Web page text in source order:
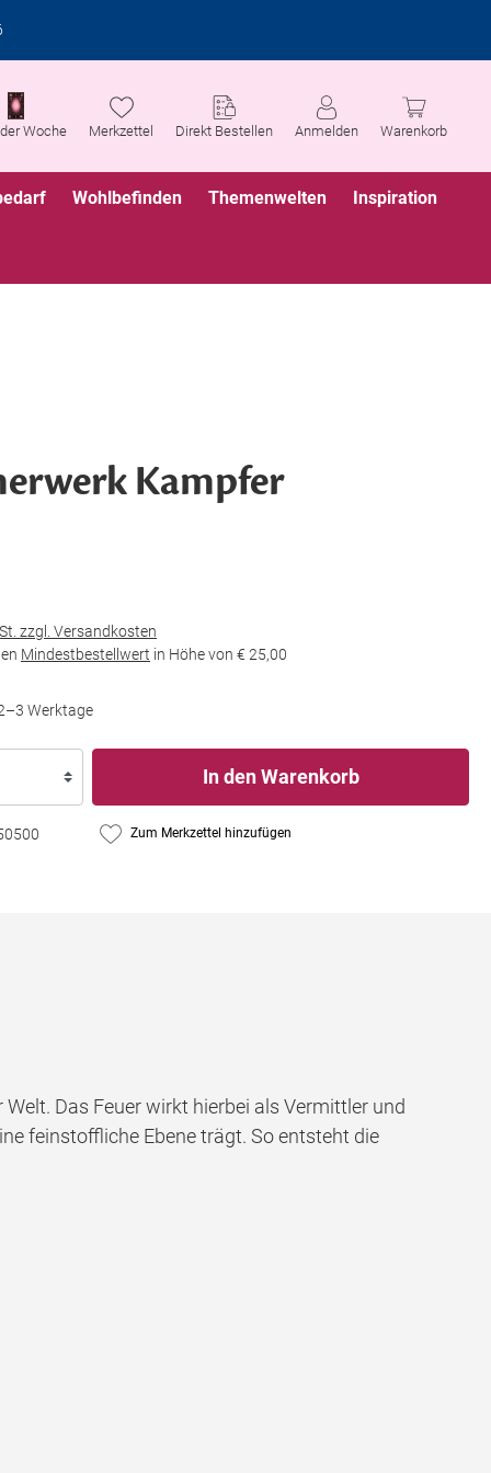
Woche Merkzettel Direkt Bestellen Anmelden Warenkorb
Wohlbefinden Themenwelten Inspiration
Kampfer
zzgl. Versandkosten
Mindestbestellwert in Höhe von € 25,00
Werktage
In den Warenkorb
Zum Merkzettel hinzufügen
Das Feuer wirkt hierbei als Vermittler und
feinstoffliche Ebene trägt. So entsteht die